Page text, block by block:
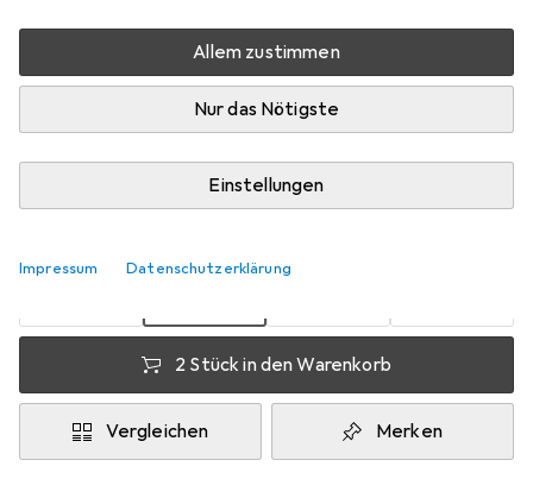
Allem zustimmen
Nur das Nötigste
Einstellungen
Impressum Datenschutzerklärung
Zwischen Mo, 17.8. und Mi, 19.8. geliefert
Mehr als 10 Stück an Lager beim Lieferanten
pro Stück
pro Stück
pro Stück
2 Stück in den Warenkorb
Vergleichen Merken